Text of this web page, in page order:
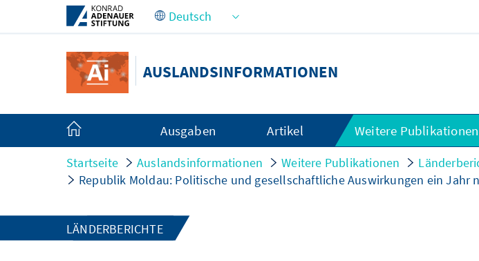
Zum Hauptinhalt springen
AUSLANDSINFORMATIONEN
Ausgaben Artikel Weitere Publikationen
Startseite Auslandsinformationen Weitere Publikationen
Republik Moldau: Politische und gesellschaftliche Auswirkungen ein Jahr
LÄNDERBERICHTE